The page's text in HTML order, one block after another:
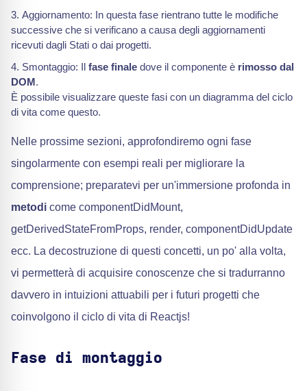
Aggiornamento: In questa fase rientrano tutte le modifiche
successive che si verificano a causa degli aggiornamenti
ricevuti dagli Stati o dai progetti.
Smontaggio: Il fase finale dove il componente è rimosso dal
DOM.
È possibile visualizzare queste fasi con un diagramma del ciclo
di vita come questo.
Nelle prossime sezioni, approfondiremo ogni fase
singolarmente con esempi reali per migliorare la
comprensione; preparatevi per un'immersione profonda in
metodi come componentDidMount,
getDerivedStateFromProps, render, componentDidUpdate
ecc. La decostruzione di questi concetti, un po' alla volta,
vi permetterà di acquisire conoscenze che si tradurranno
davvero in intuizioni attuabili per i futuri progetti che
coinvolgono il ciclo di vita di Reactjs!
Fase di montaggio